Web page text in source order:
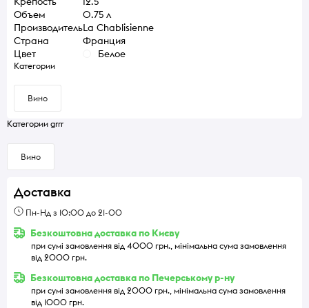
Объем
0.75 л
ПроизводительLa Chablisienne
Страна
Франция
Цвет
Белое
Категории
Вино
Категории grrr
Вино
Доставка
Пн-Нд з 10:00 до 21-00
Безкоштовна доставка по Києву
при сумі замовлення від 4000 грн., мінімальна сума замовлення
від 2000 грн.
Безкоштовна доставка по Печерському р-ну
при сумі замовлення від 2000 грн., мінімальна сума замовлення
від 1000 грн.